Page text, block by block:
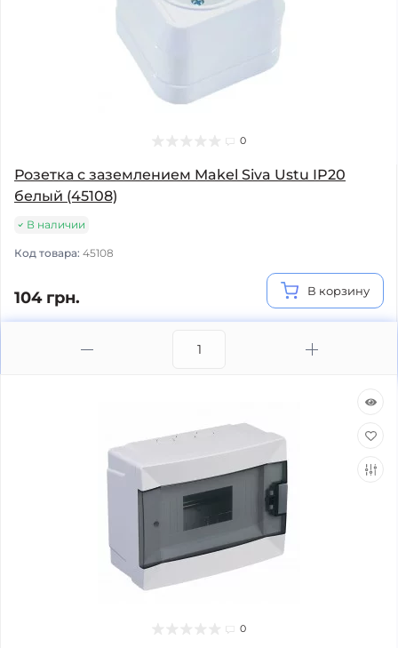
0
Розетка с заземлением Makel Siva Ustu IP20
белый (45108)
В наличии
Код товара: 45108
104 грн. В корзину
0